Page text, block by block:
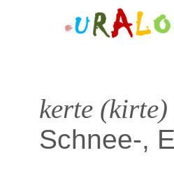
kerte (kirte)
Schnee-,